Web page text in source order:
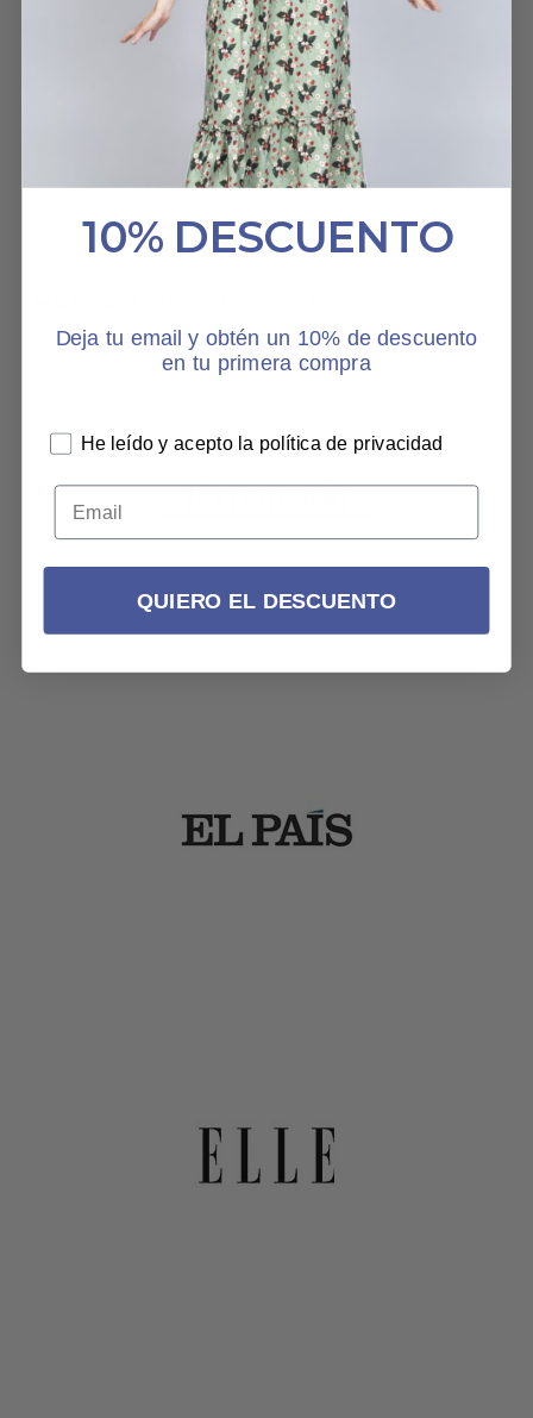
el envío rapidísimo
VESTIDO MAGIC
MARÍA ANGELES
8 NOVIEMBRE, 2022
10% DESCUENTO
Deja tu email y obtén un 10% de descuento
en tu primera compra
He leído y acepto la política de privacidad
QUIERO EL DESCUENTO